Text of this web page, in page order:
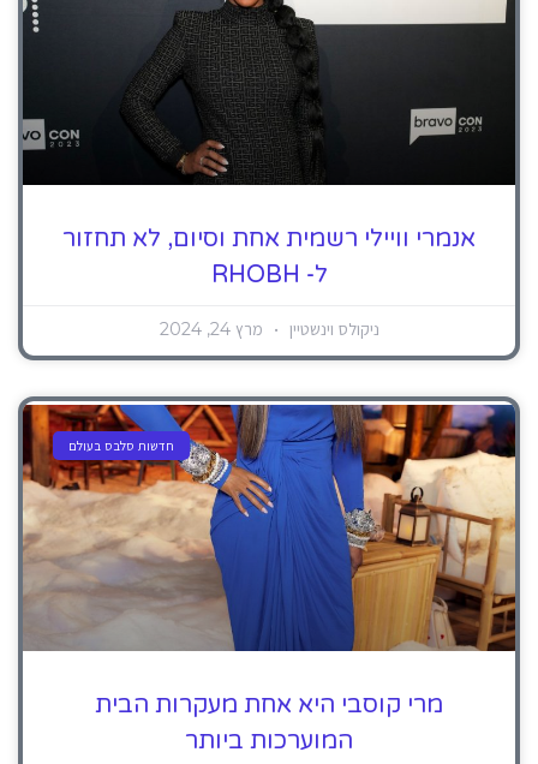
אנמרי וויילי רשמית אחת וסיום, לא תחזור
ל- RHOBH
ניקולס וינשטיין מרץ 24, 2024
חדשות סלבס בעולם
מרי קוסבי היא אחת מעקרות הבית
המוערכות ביותר